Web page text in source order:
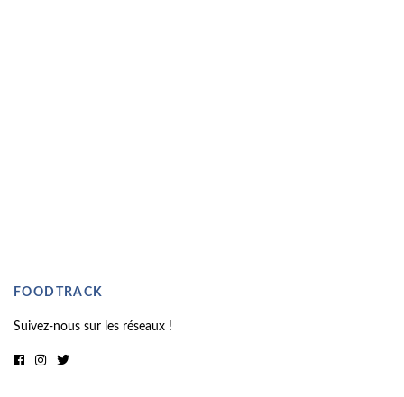
FOODTRACK
Suivez-nous sur les réseaux !